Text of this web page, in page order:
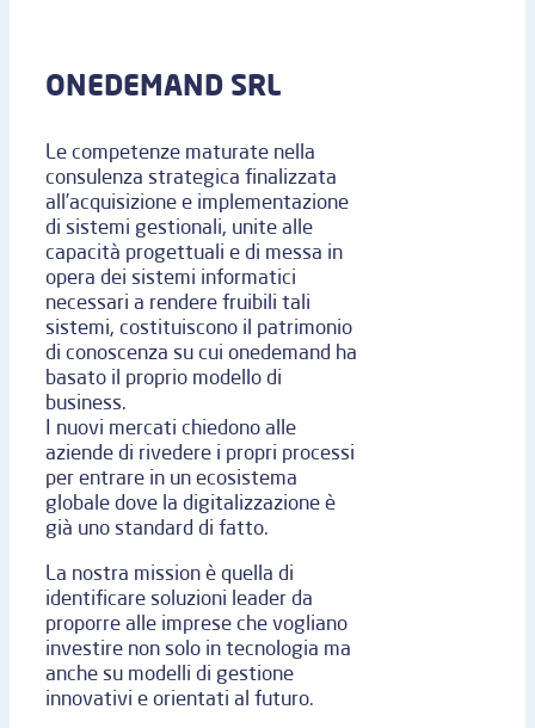
ONEDEMAND SRL
Le competenze maturate nella
consulenza strategica finalizzata
all’acquisizione e implementazione
di sistemi gestionali, unite alle
capacità progettuali e di messa in
opera dei sistemi informatici
necessari a rendere fruibili tali
sistemi, costituiscono il patrimonio
di conoscenza su cui onedemand ha
basato il proprio modello di
business.
I nuovi mercati chiedono alle
aziende di rivedere i propri processi
per entrare in un ecosistema
globale dove la digitalizzazione è
già uno standard di fatto.
La nostra mission è quella di
identificare soluzioni leader da
proporre alle imprese che vogliano
investire non solo in tecnologia ma
anche su modelli di gestione
innovativi e orientati al futuro.